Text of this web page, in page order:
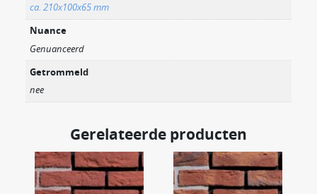
ca. 210x100x65 mm
Nuance
Genuanceerd
Getrommeld
nee
Gerelateerde producten